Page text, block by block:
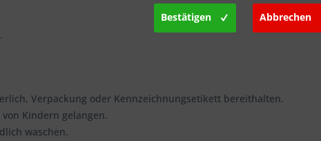
Verpackung oder Kennzeichnungsetikett bereithalten.
Kindern gelangen.
waschen.
Bestätigen Abbrechen